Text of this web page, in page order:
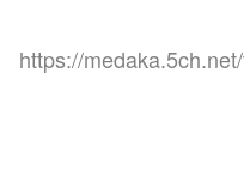
https://